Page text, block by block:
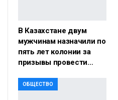
В Казахстане двум
мужчинам назначили по
пять лет колонии за
призывы провести…
ОБЩЕСТВО